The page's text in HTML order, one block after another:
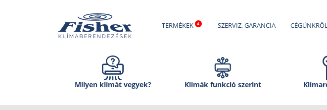
TERMÉKEK SZERVIZ, GARANCIA
Milyen klímát vegyek? Klímák funkció szerint